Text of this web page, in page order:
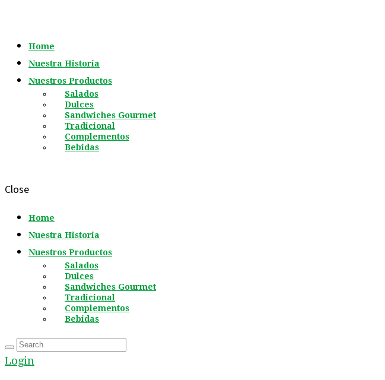
Home
Nuestra Historia
Nuestros Productos
Salados
Dulces
Sandwiches Gourmet
Tradicional
Complementos
Bebidas
Close
Home
Nuestra Historia
Nuestros Productos
Salados
Dulces
Sandwiches Gourmet
Tradicional
Complementos
Bebidas
Login